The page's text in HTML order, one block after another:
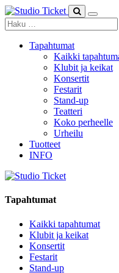
Skip
to
content
Haku:
Tapahtumat
Kaikki
Klubit ja keikat
Konsertit
Festarit
Stand-up
Teatteri
Koko perheelle
Urheilu
Tuotteet
INFO
Tapahtumat
Kaikki tapahtumat
Klubit ja keikat
Konsertit
Festarit
Stand-up